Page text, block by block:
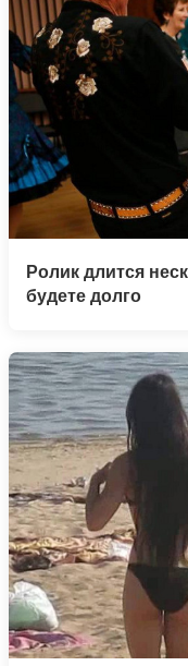
Ролик длится
будете долго